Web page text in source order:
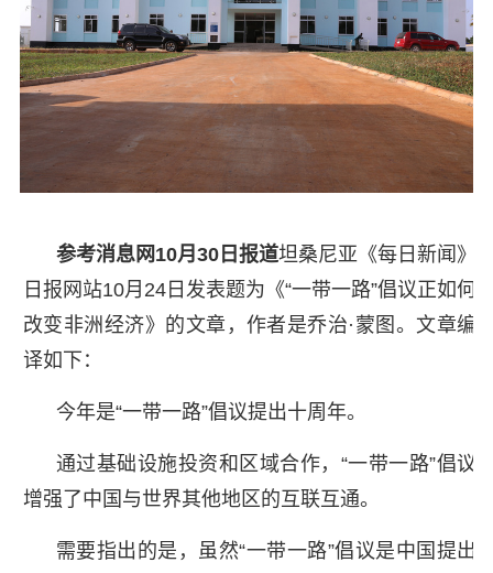
参考消息网10月30日报道坦桑尼亚《每日新闻》
日报网站10月24日发表题为《“一带一路”倡议正如何
改变非洲经济》的文章，作者是乔治·蒙图。文章编
译如下：
今年是“一带一路”倡议提出十周年。
通过基础设施投资和区域合作，“一带一路”倡议
增强了中国与世界其他地区的互联互通。
需要指出的是，虽然“一带一路”倡议是中国提出